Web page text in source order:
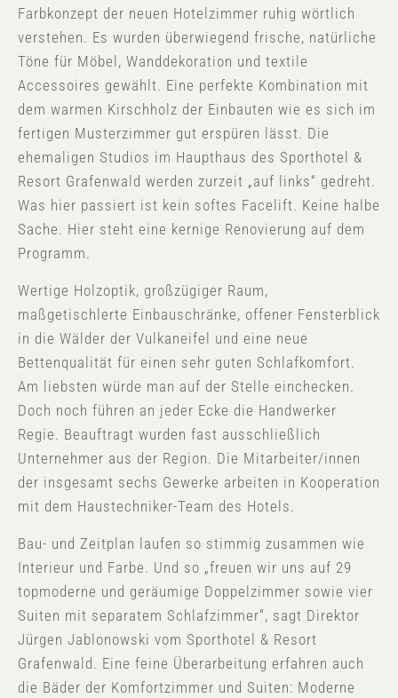
Farbkonzept der neuen Hotelzimmer ruhig wörtlich
verstehen. Es wurden überwiegend frische, natürliche
Töne für Möbel, Wanddekoration und textile
Accessoires gewählt. Eine perfekte Kombination mit
dem warmen Kirschholz der Einbauten wie es sich im
fertigen Musterzimmer gut erspüren lässt. Die
ehemaligen Studios im Haupthaus des Sporthotel &
Resort Grafenwald werden zurzeit „auf links“ gedreht.
Was hier passiert ist kein softes Facelift. Keine halbe
Sache. Hier steht eine kernige Renovierung auf dem
Programm.
Wertige Holzoptik, großzügiger Raum,
maßgetischlerte Einbauschränke, offener Fensterblick
in die Wälder der Vulkaneifel und eine neue
Bettenqualität für einen sehr guten Schlafkomfort.
Am liebsten würde man auf der Stelle einchecken.
Doch noch führen an jeder Ecke die Handwerker
Regie. Beauftragt wurden fast ausschließlich
Unternehmer aus der Region. Die Mitarbeiter/innen
der insgesamt sechs Gewerke arbeiten in Kooperation
mit dem Haustechniker-Team des Hotels.
Bau- und Zeitplan laufen so stimmig zusammen wie
Interieur und Farbe. Und so „freuen wir uns auf 29
topmoderne und geräumige Doppelzimmer sowie vier
Suiten mit separatem Schlafzimmer“, sagt Direktor
Jürgen Jablonowski vom Sporthotel & Resort
Grafenwald. Eine feine Überarbeitung erfahren auch
die Bäder der Komfortzimmer und Suiten: Moderne